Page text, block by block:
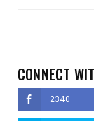
CONNECT
2340